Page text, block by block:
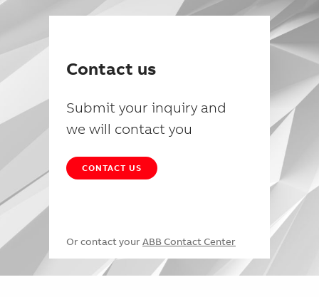
Contact us
Submit your inquiry and
we will contact you
CONTACT US
Or contact your ABB Contact Center